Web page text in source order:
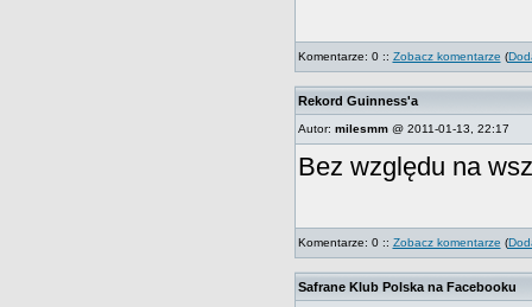
Komentarze: 0 :: Zobacz komentarze (
Rekord Guinness'a
Autor: milesmm@ 2011-01-13, 22:17
Bez względu na
Komentarze: 0 :: Zobacz komentarze (
Safrane Klub Polska na Facebooku